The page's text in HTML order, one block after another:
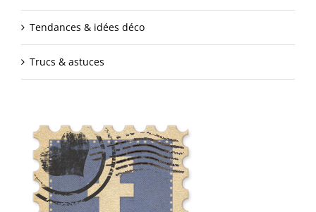
Tendances & idées déco
Trucs & astuces